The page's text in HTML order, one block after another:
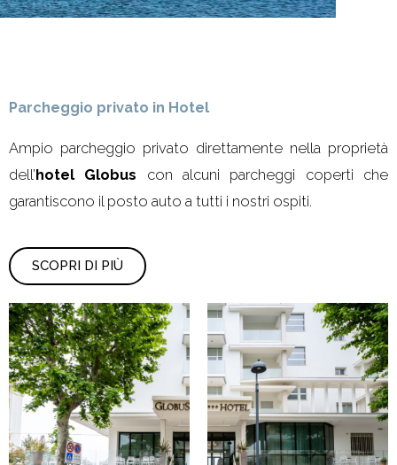
Parcheggio privato in Hotel
Ampio parcheggio privato direttamente nella proprietà
dell’hotel Globus con alcuni parcheggi coperti che
garantiscono il posto auto a tutti i nostri ospiti.
SCOPRI DI PIÙ